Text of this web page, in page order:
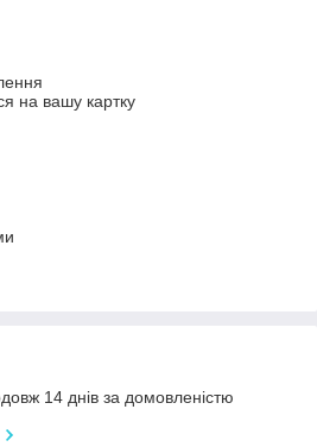
на вашу картку
14 днів за домовленістю